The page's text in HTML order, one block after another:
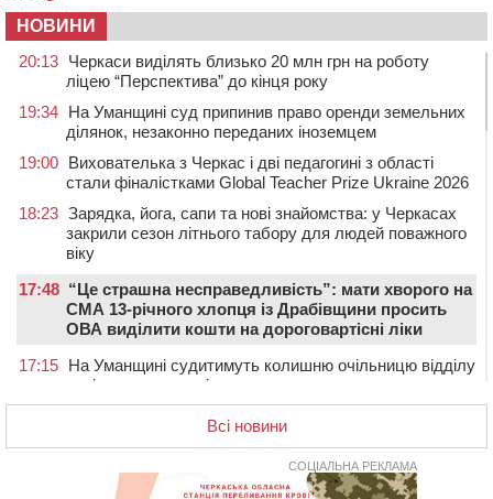
НОВИНИ
20:13 Черкаси виділять близько 20 млн грн на роботу
ліцею “Перспектива” до кінця року
19:34 На Уманщині суд припинив право оренди земельних
ділянок, незаконно переданих іноземцем
19:00 Вихователька з Черкас і дві педагогині з області
стали фіналістками Global Teacher Prize Ukraine 2026
18:23 Зарядка, йога, сапи та нові знайомства: у Черкасах
закрили сезон літнього табору для людей поважного
віку
17:48 “Це страшна несправедливість”: мати хворого на
СМА 13-річного хлопця із Драбівщини просить
ОВА виділити кошти на дороговартісні ліки
17:15 На Уманщині судитимуть колишню очільницю відділу
освіти через закупівлю електрики за завищеною
ціною
Всі новини
СОЦІАЛЬНА РЕКЛАМА